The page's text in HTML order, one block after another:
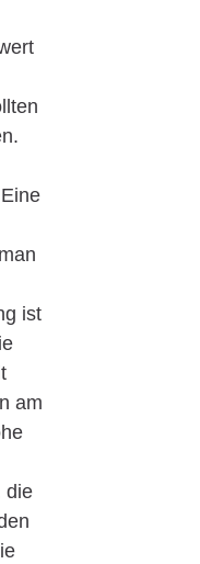
ist
am
die